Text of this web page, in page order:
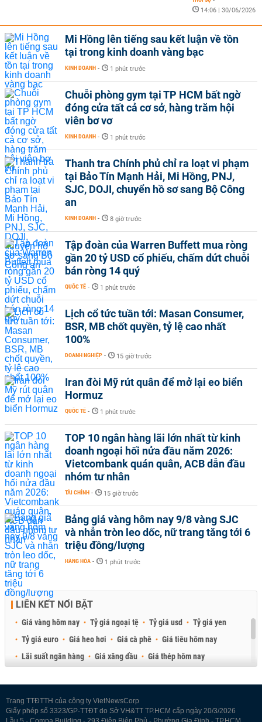
14:06 | 30/06/2026
Mi Hồng lên tiếng sau kết luận về tồn
tại trong kinh doanh vàng bạc
KINH DOANH - 1 phút trước
Chuỗi phòng gym tại TP HCM bất ngờ
đóng cửa tất cả cơ sở, hàng trăm hội
viên bơ vơ
KINH DOANH - 1 phút trước
Thanh tra Chính phủ chỉ ra loạt vi phạm
tại Bảo Tín Mạnh Hải, Mi Hồng, PNJ,
SJC, DOJI, chuyển hồ sơ sang Bộ Công
an
KINH DOANH - 8 giờ trước
Tập đoàn của Warren Buffett mua ròng
gần 20 tỷ USD cổ phiếu, chấm dứt chuỗi
bán ròng 14 quý
QUỐC TẾ - 1 phút trước
Lịch cổ tức tuần tới: Masan Consumer,
BSR, MB chốt quyền, tỷ lệ cao nhất
100%
DOANH NGHIỆP - 15 giờ trước
Iran đòi Mỹ rút quân để mở lại eo biển
Hormuz
QUỐC TẾ - 1 phút trước
TOP 10 ngân hàng lãi lớn nhất từ kinh
doanh ngoại hối nửa đầu năm 2026:
Vietcombank quán quân, ACB dẫn đầu
nhóm tư nhân
TÀI CHÍNH - 15 giờ trước
Bảng giá vàng hôm nay 9/8 vàng SJC
và nhẫn tròn leo dốc, nữ trang tăng tới 6
triệu đồng/lượng
HÀNG HÓA - 1 phút trước
LIÊN KẾT NỔI BẬT
Giá vàng hôm nay Tỷ giá ngoại tệ Tỷ giá usd
Tỷ giá yen
Tỷ giá euro
Giá heo hơi Giá cà phê
Giá tiêu hôm nay
Lãi suất ngân hàng
Giá xăng dầu
Giá thép hôm nay
Trang TTĐTTH của công ty VietNewsCorp
Giấy phép số 3323/GP-TTĐT do Sở VH&TT TP.HCM cấp ngày 20/3/2026